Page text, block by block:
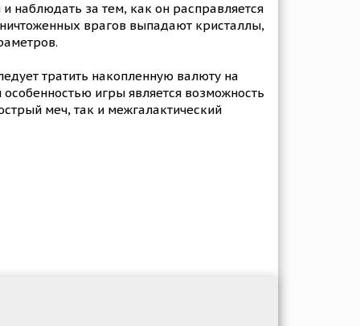
наблюдать за тем, как он расправляется
врагов выпадают кристаллы,
тратить накопленную валюту на
игры является возможность
меч, так и межгалактический